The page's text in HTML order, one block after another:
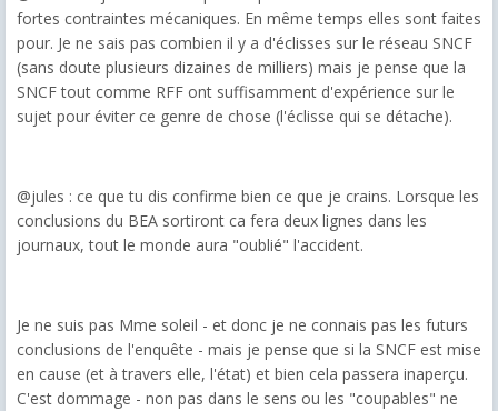
fortes contraintes mécaniques. En même temps elles sont faites
pour. Je ne sais pas combien il y a d'éclisses sur le réseau SNCF
(sans doute plusieurs dizaines de milliers) mais je pense que la
SNCF tout comme RFF ont suffisamment d'expérience sur le
sujet pour éviter ce genre de chose (l'éclisse qui se détache).
@jules : ce que tu dis confirme bien ce que je crains. Lorsque les
conclusions du BEA sortiront ca fera deux lignes dans les
journaux, tout le monde aura "oublié" l'accident.
Je ne suis pas Mme soleil - et donc je ne connais pas les futurs
conclusions de l'enquête - mais je pense que si la SNCF est mise
en cause (et à travers elle, l'état) et bien cela passera inaperçu.
C'est dommage - non pas dans le sens ou les "coupables" ne